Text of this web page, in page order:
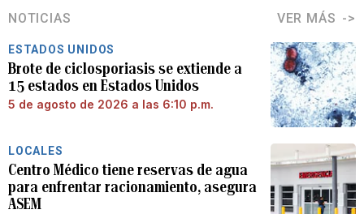
NOTICIAS VER MÁS
ESTADOS UNIDOS
Brote de ciclosporiasis se extiende a
15 estados en Estados Unidos
5 de agosto de 2026 a las 6:10 p.m.
LOCALES
Centro Médico tiene reservas de agua
para enfrentar racionamiento, asegura
ASEM